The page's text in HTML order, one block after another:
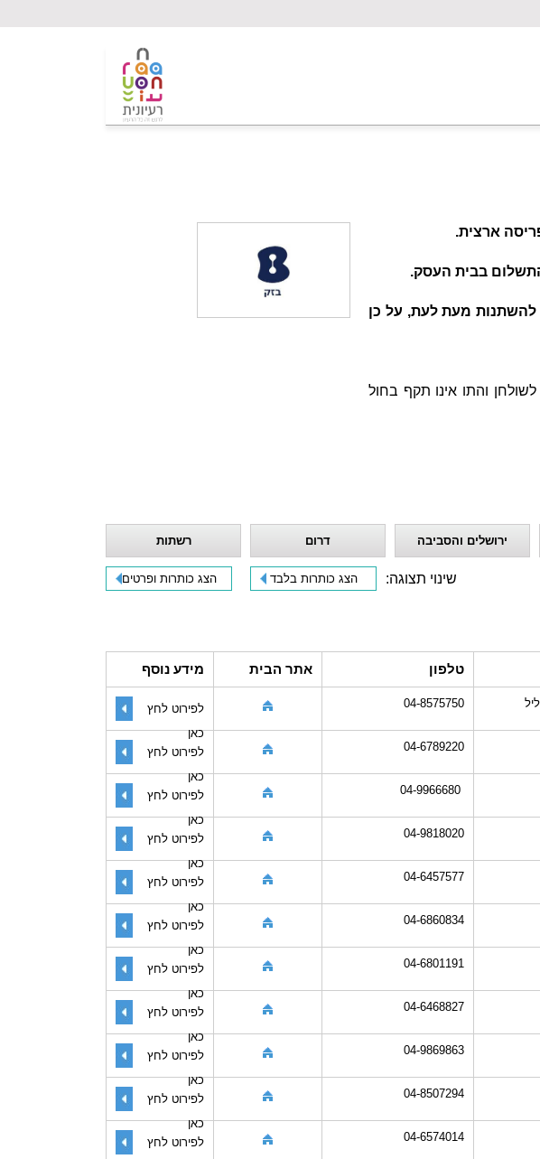
ארצית.
בבית העסק.
להשתנות מעת לעת, על כן
קפה ולחם ארז, ניתן לממש עד 2 תווים לשולחן והתו אינו תקף בחול
ירושלים והסביבה דרום רשתות
שינוי תצוגה: הצג כותרות בלבד הצג כותרות ופרטים
טלפון אתר הבית מידע נוסף
04-8575750
לפירוט לחץ
כאן
04-6789220
לפירוט לחץ
כאן
לפירוט לחץ
כאן
04-9818020
לפירוט לחץ
כאן
04-6457577
לפירוט לחץ
כאן
04-6860834
לפירוט לחץ
כאן
04-6801191
לפירוט לחץ
כאן
04-6468827
לפירוט לחץ
כאן
04-9869863
לפירוט לחץ
כאן
04-8507294
לפירוט לחץ
כאן
04-6574014
לפירוט לחץ